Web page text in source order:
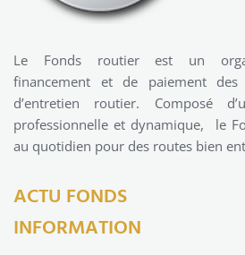
Le Fonds routier est un
financement et de paiement des
d’entretien routier. Composé
professionnelle et dynamique, le
au quotidien pour des routes bien
ACTU FONDS
INFORMATION